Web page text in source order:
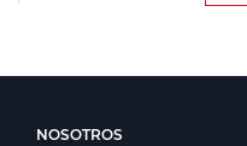
NOSOTROS